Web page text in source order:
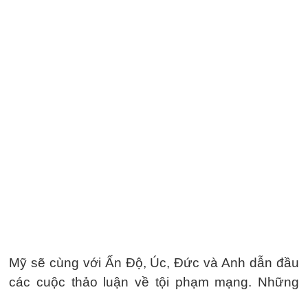
Mỹ sẽ cùng với Ấn Độ, Úc, Đức và Anh dẫn đầu
các cuộc thảo luận về tội phạm mạng. Những